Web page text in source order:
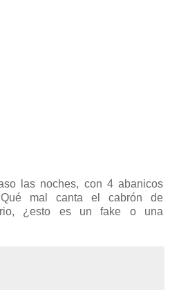
las noches, con 4 abanicos
mal canta el cabrón de
¿esto es un fake o una